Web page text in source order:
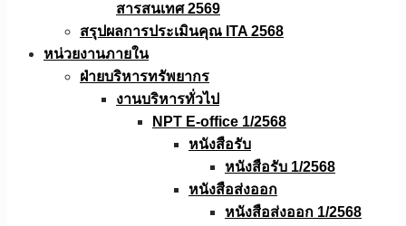
สารสนเทศ 2569
สรุปผลการประเมินคุณ ITA 2568
หน่วยงานภายใน
ฝ่ายบริหารทรัพยากร
งานบริหารทั่วไป
NPT E-office 1/2568
หนังสือรับ
หนังสือรับ 1/2568
หนังสือส่งออก
หนังสือส่งออก 1/2568